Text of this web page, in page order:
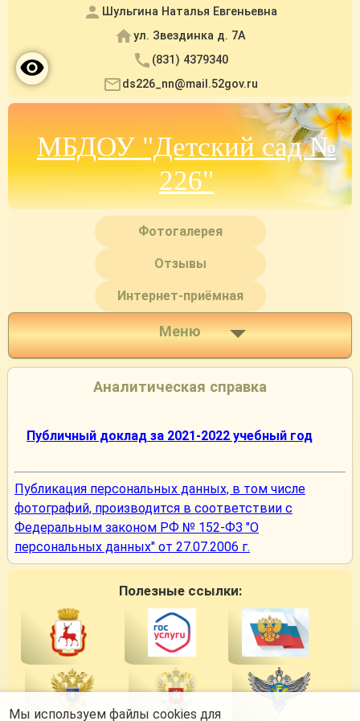
Шульгина Наталья Евгеньевна
ул. Звездинка д. 7А
(831) 4379340
ds226_nn@mail.52gov.ru
МБДОУ "Детский сад №
226"
Фотогалерея
Отзывы
Интернет-приёмная
Меню
Аналитическая справка
Публичный доклад за 2021-2022 учебный год
Публикация персональных данных, в том числе
фотографий, производится в соответствии с
Федеральным законом РФ № 152-ФЗ "О
персональных данных" от 27.07.2006 г.
Полезные ссылки:
Мы используем файлы cookies для